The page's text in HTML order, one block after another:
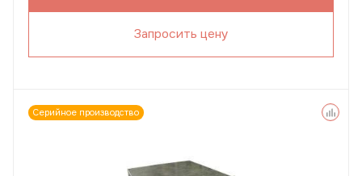
Запросить цену
Серийное производство